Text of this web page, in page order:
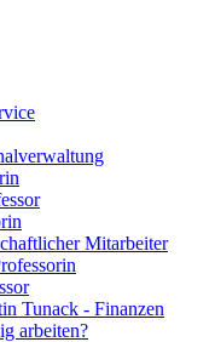
Mitarbeiter
Tunack - Finanzen
arbeiten?